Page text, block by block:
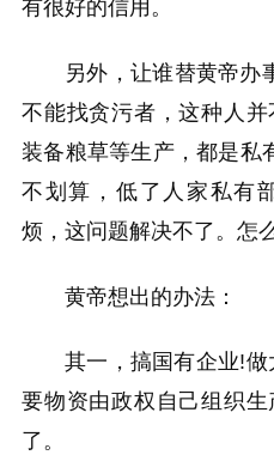
有很好的信用。
另外，让谁替黄帝办
不能找贪污者，这种人
装备粮草等生产，都是私
不划算，低了人家私有
烦，这问题解决不了。怎
黄帝想出的办法：
其一，搞国有企业!
要物资由政权自己组织
了。